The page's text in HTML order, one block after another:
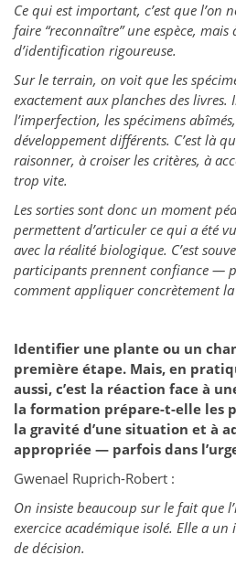
Ce qui est important, c’est que l’on
faire “reconnaître” une espèce,
d’identification rigoureuse.
Sur le terrain, on voit que les
exactement aux planches des livres.
l’imperfection, les spécimens
développement différents. C’est là
raisonner, à croiser les critères, à
trop vite.
Les sorties sont donc un moment
permettent d’articuler ce qui a été
avec la réalité biologique. C’est
participants prennent confiance —
comment appliquer concrètement la
Identifier une plante ou un
première étape. Mais, en
aussi, c’est la réaction face à
la formation prépare-t-elle les
la gravité d’une situation et à
appropriée — parfois dans
Gwenael Ruprich-Robert :
On insiste beaucoup sur le fait que
exercice académique isolé. Elle a
de décision.